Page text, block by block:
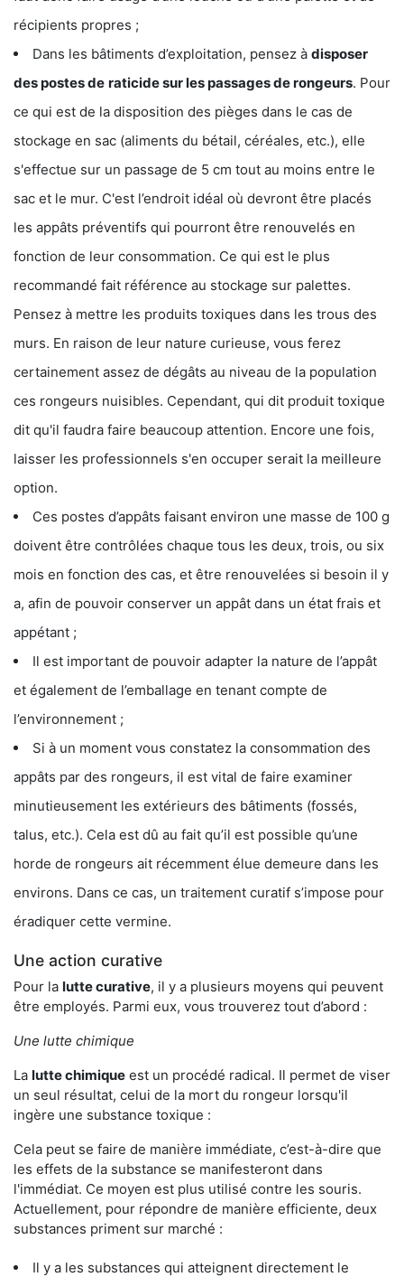
récipients propres ;
Dans les bâtiments d’exploitation, pensez à disposer
des postes de raticide sur les passages de rongeurs. Pour
ce qui est de la disposition des pièges dans le cas de
stockage en sac (aliments du bétail, céréales, etc.), elle
s'effectue sur un passage de 5 cm tout au moins entre le
sac et le mur. C'est l’endroit idéal où devront être placés
les appâts préventifs qui pourront être renouvelés en
fonction de leur consommation. Ce qui est le plus
recommandé fait référence au stockage sur palettes.
Pensez à mettre les produits toxiques dans les trous des
murs. En raison de leur nature curieuse, vous ferez
certainement assez de dégâts au niveau de la population
ces rongeurs nuisibles. Cependant, qui dit produit toxique
dit qu'il faudra faire beaucoup attention. Encore une fois,
laisser les professionnels s'en occuper serait la meilleure
option.
Ces postes d’appâts faisant environ une masse de 100 g
doivent être contrôlées chaque tous les deux, trois, ou six
mois en fonction des cas, et être renouvelées si besoin il y
a, afin de pouvoir conserver un appât dans un état frais et
appétant ;
Il est important de pouvoir adapter la nature de l’appât
et également de l’emballage en tenant compte de
l’environnement ;
Si à un moment vous constatez la consommation des
appâts par des rongeurs, il est vital de faire examiner
minutieusement les extérieurs des bâtiments (fossés,
talus, etc.). Cela est dû au fait qu’il est possible qu’une
horde de rongeurs ait récemment élue demeure dans les
environs. Dans ce cas, un traitement curatif s’impose pour
éradiquer cette vermine.
Une action curative
Pour la lutte curative, il y a plusieurs moyens qui peuvent
être employés. Parmi eux, vous trouverez tout d’abord :
Une lutte chimique
La lutte chimique est un procédé radical. Il permet de viser
un seul résultat, celui de la mort du rongeur lorsqu'il
ingère une substance toxique :
Cela peut se faire de manière immédiate, c’est-à-dire que
les effets de la substance se manifesteront dans
l'immédiat. Ce moyen est plus utilisé contre les souris.
Actuellement, pour répondre de manière efficiente, deux
substances priment sur marché :
Il y a les substances qui atteignent directement le